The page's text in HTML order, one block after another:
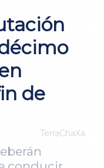
de
TerraChaXa